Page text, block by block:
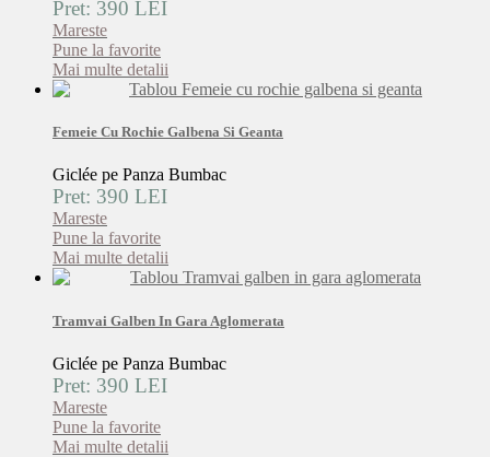
Pret: 390 LEI
Mareste
Pune la favorite
Mai multe detalii
Femeie Cu Rochie Galbena Si Geanta
Giclée pe Panza Bumbac
Pret: 390 LEI
Mareste
Pune la favorite
Mai multe detalii
Tramvai Galben In Gara Aglomerata
Giclée pe Panza Bumbac
Pret: 390 LEI
Mareste
Pune la favorite
Mai multe detalii